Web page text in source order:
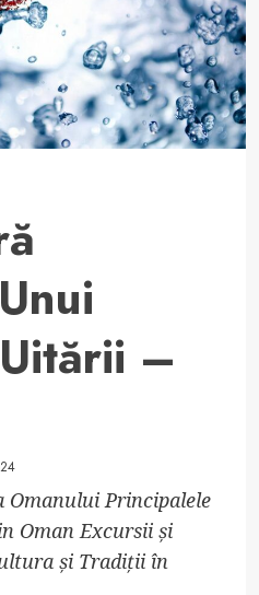
–
Omanului Principalele
Oman Excursii și
și Tradiții în